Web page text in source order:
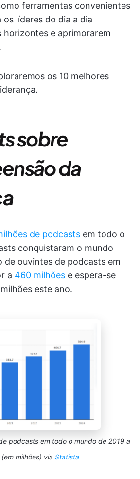
ferramentas convenientes
os líderes do dia a dia
horizontes e aprimorarem
os 10 melhores
sobre
da
de podcasts em todo o
conquistaram o mundo
de ouvintes de podcasts em
a 460 milhões e espera-se
este ano.
podcasts em todo o mundo de 2019 a
milhões) via Statista